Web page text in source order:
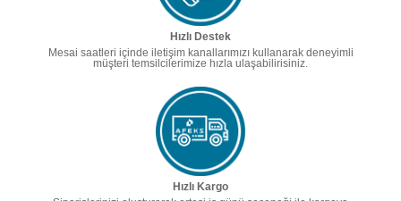
Hızlı Destek
Mesai saatleri içinde iletişim kanallarımızı kullanarak deneyimli
müşteri temsilcilerimize hızla ulaşabilirisiniz.
Hızlı Kargo